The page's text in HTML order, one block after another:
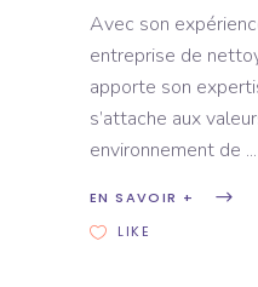
Avec son
entreprise de
apporte son
s’attache aux
environnement de
EN SAVOIR +
LIKE